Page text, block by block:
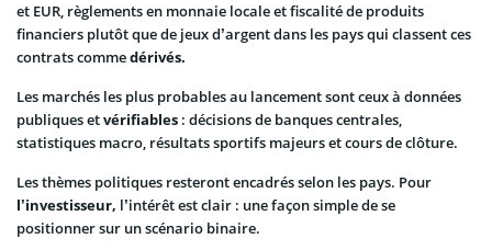
et EUR, règlements en monnaie locale et fiscalité de produits
financiers plutôt que de jeux d’argent dans les pays qui classent ces
contrats commedérivés.
Les marchés les plus probables au lancement sont ceux à données
publiques etvérifiables : décisions de banques centrales,
statistiques macro, résultats sportifs majeurs et cours de clôture.
Les thèmes politiques resteront encadrés selon les pays. Pour
l’investisseur, l’intérêt est clair : une façon simple de se
positionner sur un scénario binaire.